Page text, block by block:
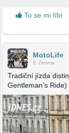
To se mi líbí
MotoLife
3. června
Tradiční jízda
Gentleman’s